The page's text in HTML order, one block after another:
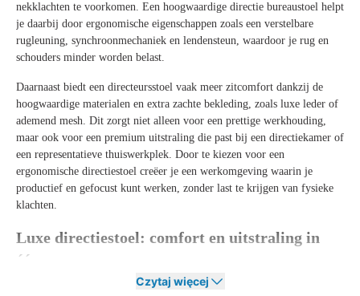
nekklachten te voorkomen. Een hoogwaardige directie bureaustoel helpt
je daarbij door ergonomische eigenschappen zoals een verstelbare
rugleuning, synchroonmechaniek en lendensteun, waardoor je rug en
schouders minder worden belast.
Daarnaast biedt een directeursstoel vaak meer zitcomfort dankzij de
hoogwaardige materialen en extra zachte bekleding, zoals luxe leder of
ademend mesh. Dit zorgt niet alleen voor een prettige werkhouding,
maar ook voor een premium uitstraling die past bij een directiekamer of
een representatieve thuiswerkplek. Door te kiezen voor een
ergonomische directiestoel creëer je een werkomgeving waarin je
productief en gefocust kunt werken, zonder last te krijgen van fysieke
klachten.
Luxe directiestoel: comfort en uitstraling in
één
Een luxe directiestoel tilt jouw werkplek naar een hoger niveau. Deze
Czytaj więcej